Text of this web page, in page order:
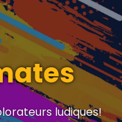
ludiques!